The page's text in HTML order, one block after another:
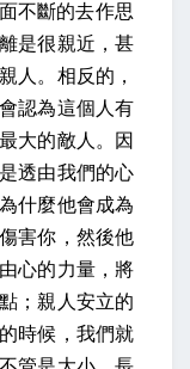
不斷的去作思
是很親近，甚
人。相反的，
認為這個人有
大的敵人。因
透由我們的心
什麼他會成為
害你，然後他
心的力量，將
；親人安立的
時候，我們就